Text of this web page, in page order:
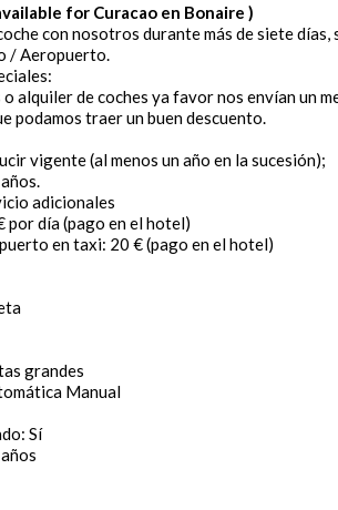
for Curacao en Bonaire )
con nosotros durante más de siete
/ Aeropuerto.
o alquiler de coches ya favor nos envían un
podamos traer un buen descuento.
vigente (al menos un año en la sucesión);
adicionales
por día (pago en el hotel)
en taxi: 20 € (pago en el hotel)
grandes
Manual
Sí